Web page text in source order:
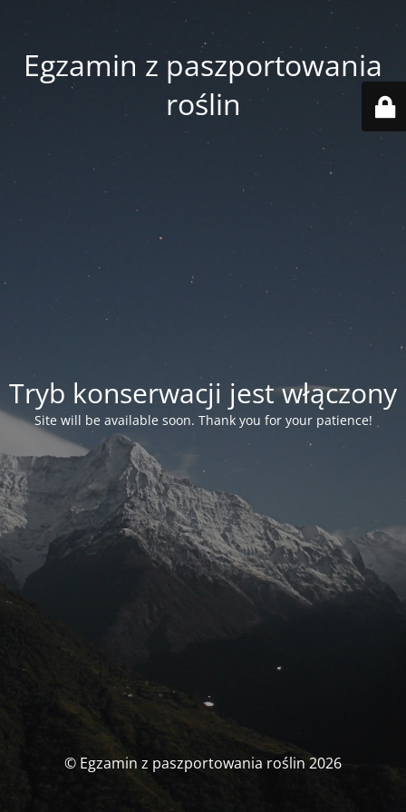
Egzamin z paszportowania
roślin
Tryb konserwacji jest włączony
Site will be available soon. Thank you for your patience!
© Egzamin z paszportowania roślin 2026